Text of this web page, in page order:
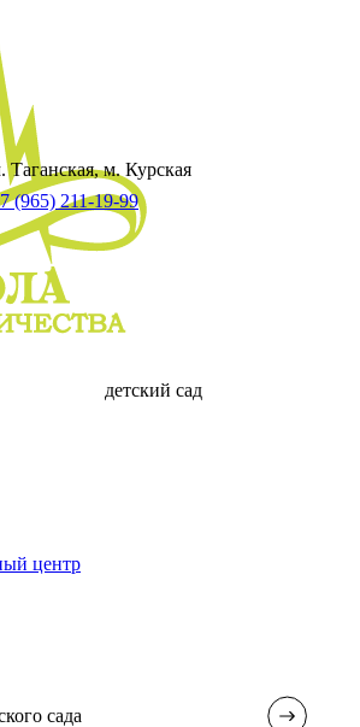
Таганская, м. Курская
(965) 211-19-99
детский сад
центр
сада